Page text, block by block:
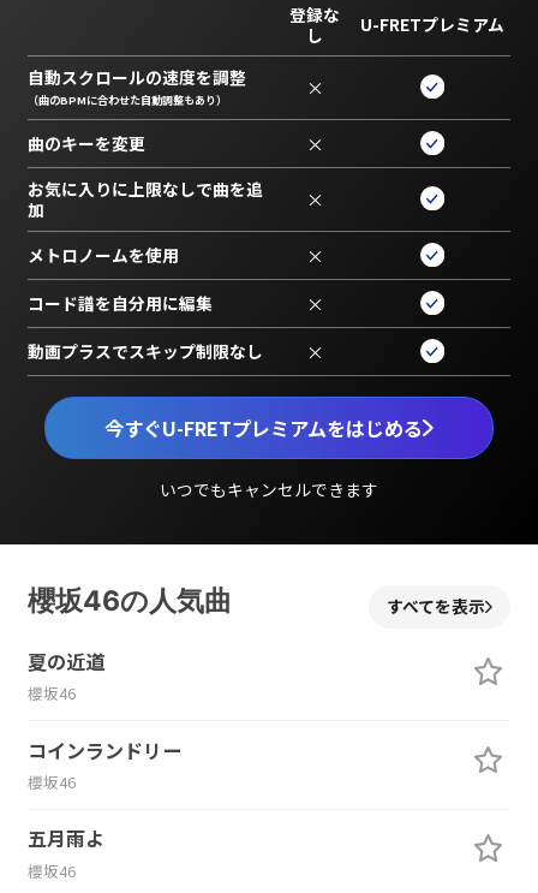
今すぐU-FRETプレミアムをはじめる
いつでもキャンセルできます
登録な
し
U-FRETプレミアム
自動スクロールの速度を調整
（曲のBPMに合わせた自動調整もあり） ×
曲のキーを変更 ×
お気に入りに上限なしで曲を追
加
×
メトロノームを使用 ×
コード譜を自分用に編集 ×
動画プラスでスキップ制限なし ×
櫻坂46の人気曲 すべてを表示
夏の近道
櫻坂46
コインランドリー
櫻坂46
五月雨よ
櫻坂46